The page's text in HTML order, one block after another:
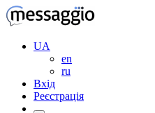
UA
en
ru
Вхід
Реєстрація